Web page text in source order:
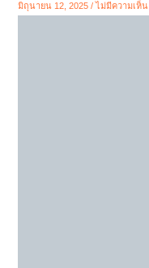
มิถุนายน 12, 2025 ไม่มีความเห็น